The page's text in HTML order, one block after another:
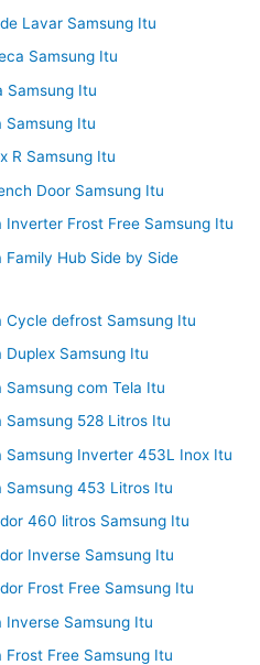
Lavar Samsung Itu
Samsung Itu
Samsung Itu
Samsung Itu
R Samsung Itu
Door Samsung Itu
Frost Free Samsung Itu
Hub Side by Side
Cycle defrost Samsung Itu
Samsung Itu
com Tela Itu
Samsung 528 Litros Itu
Samsung Inverter 453L Inox Itu
Samsung 453 Litros Itu
460 litros Samsung Itu
Inverse Samsung Itu
Frost Free Samsung Itu
Inverse Samsung Itu
Free Samsung Itu